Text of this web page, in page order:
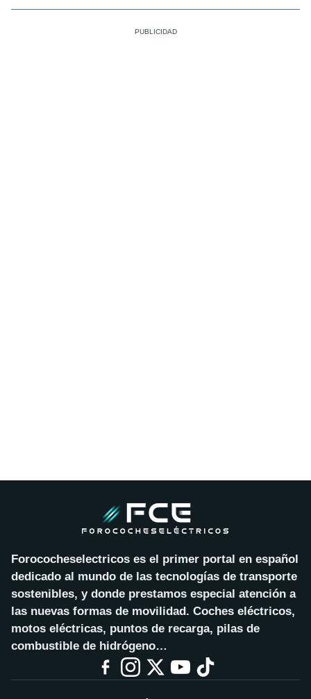
Forococheselectricos es el primer portal en español
dedicado al mundo de las tecnologías de transporte
sostenibles, y donde prestamos especial atención a
las nuevas formas de movilidad. Coches eléctricos,
motos eléctricas, puntos de recarga, pilas de
combustible de hidrógeno…